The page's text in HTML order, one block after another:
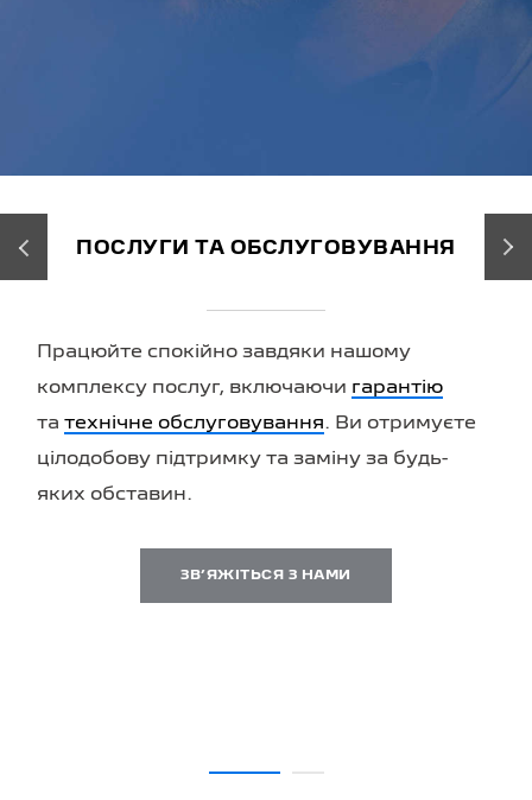
ПОСЛУГИ ТА ОБСЛУГОВУВАННЯ
Працюйте спокійно завдяки нашому
комплексу послуг, включаючи гарантію
татехнічне обслуговування. Ви отримуєте
цілодобову підтримку та заміну за будь-
яких обставин.
ЗВʼЯЖІТЬСЯ З НАМИ
‹ ›